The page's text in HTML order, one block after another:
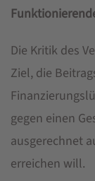
Die Kritik des
Ziel, die
gegen einen
ausgerechnet
erreichen will.